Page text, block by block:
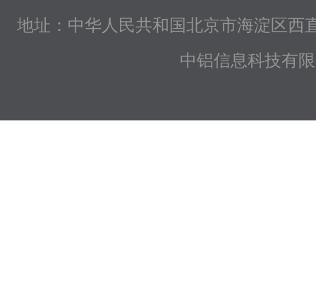
地址：中华人民共和国北京市海淀区西
中铝信息科技有